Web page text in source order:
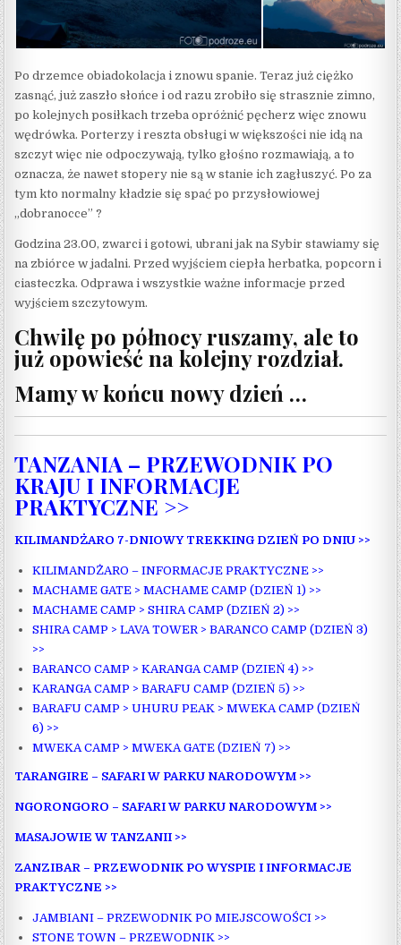
Po drzemce obiadokolacja i znowu spanie. Teraz już ciężko
zasnąć, już zaszło słońce i od razu zrobiło się strasznie zimno,
po kolejnych posiłkach trzeba opróżnić pęcherz więc znowu
wędrówka. Porterzy i reszta obsługi w większości nie idą na
szczyt więc nie odpoczywają, tylko głośno rozmawiają, a to
oznacza, że nawet stopery nie są w stanie ich zagłuszyć. Po za
tym kto normalny kładzie się spać po przysłowiowej
„dobranocce” ?
Godzina 23.00, zwarci i gotowi, ubrani jak na Sybir stawiamy się
na zbiórce w jadalni. Przed wyjściem ciepła herbatka, popcorn i
ciasteczka. Odprawa i wszystkie ważne informacje przed
wyjściem szczytowym.
Chwilę po północy ruszamy, ale to
już opowieść na kolejny rozdział.
Mamy w końcu nowy dzień …
TANZANIA – PRZEWODNIK PO
KRAJU I INFORMACJE
PRAKTYCZNE >>
KILIMANDŻARO 7-DNIOWY TREKKING DZIEŃ PO DNIU >>
KILIMANDŻARO – INFORMACJE PRAKTYCZNE >>
MACHAME GATE > MACHAME CAMP (DZIEŃ 1) >>
MACHAME CAMP > SHIRA CAMP (DZIEŃ 2) >>
SHIRA CAMP > LAVA TOWER > BARANCO CAMP (DZIEŃ 3)
>>
BARANCO CAMP > KARANGA CAMP (DZIEŃ 4) >>
KARANGA CAMP > BARAFU CAMP (DZIEŃ 5) >>
BARAFU CAMP > UHURU PEAK > MWEKA CAMP (DZIEŃ
6) >>
MWEKA CAMP > MWEKA GATE (DZIEŃ 7) >>
TARANGIRE – SAFARI W PARKU NARODOWYM >>
NGORONGORO – SAFARI W PARKU NARODOWYM >>
MASAJOWIE W TANZANII >>
ZANZIBAR – PRZEWODNIK PO WYSPIE I INFORMACJE
PRAKTYCZNE >>
JAMBIANI – PRZEWODNIK PO MIEJSCOWOŚCI >>
STONE TOWN – PRZEWODNIK >>